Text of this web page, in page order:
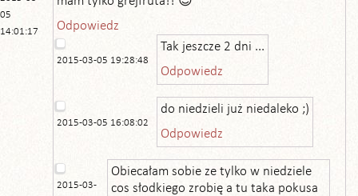
05
14:01:17
Odpowiedz
2015-03-05 19:28:48
Tak jeszcze 2 dni ...
Odpowiedz
2015-03-05 16:08:02
do niedzieli już niedaleko ;)
Odpowiedz
2015-03-
Obiecałam sobie ze tylko w niedziele
cos słodkiego zrobię a tu taka pokusa